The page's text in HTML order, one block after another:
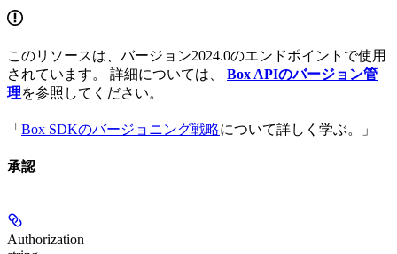
このリソースは、バージョン2024.0のエンドポイントで使用
されています。 詳細については、 Box APIのバージョン管
理を参照してください。
「 Box SDKのバージョニング戦略について詳しく学ぶ。」
承認
Authorization